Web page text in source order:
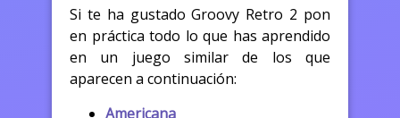
Si te ha gustado Groovy Retro 2 pon
en práctica todo lo que has aprendido
en un juego similar de los que
aparecen a continuación:
Americana